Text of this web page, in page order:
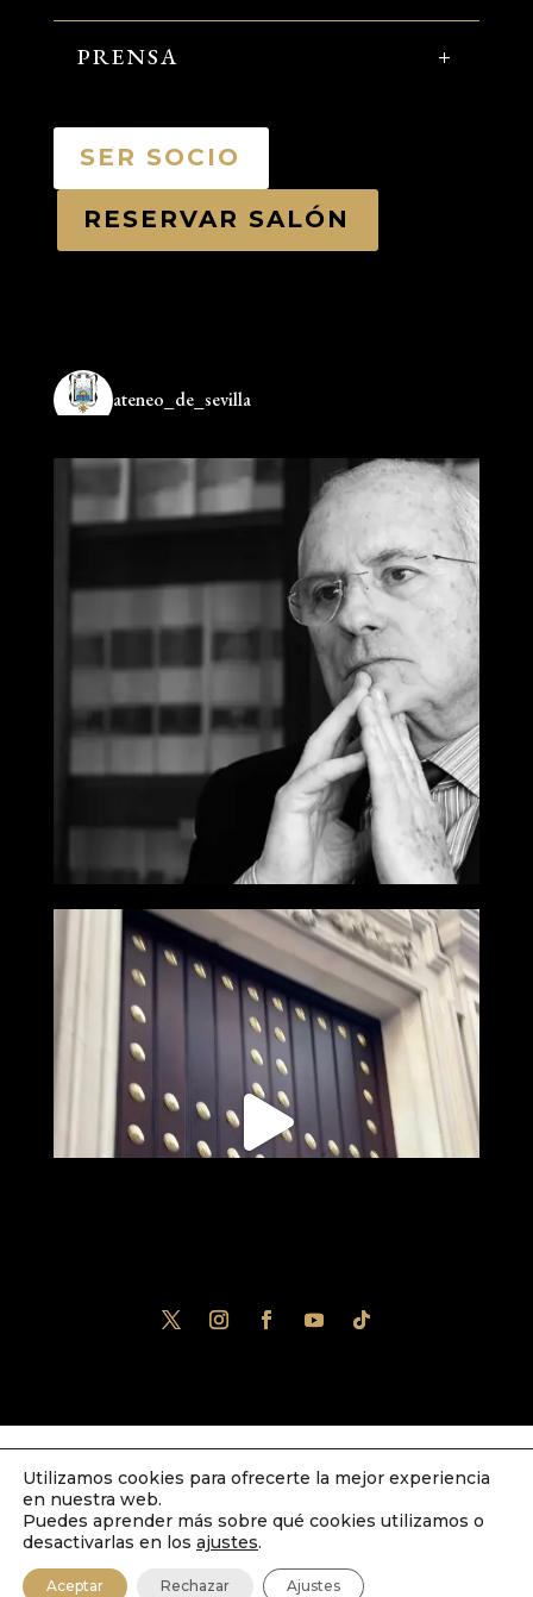
PRENSA
SER SOCIO
RESERVAR SALÓN
ateneo_de_sevilla
Diseñado poriNova Cloud. Una empresa
deGrupo Inova 2023© Todos los derechos
Política de Privacidad
Utilizamos cookies para ofrecerte la mejor experiencia
en nuestra web.
Puedes aprender más sobre qué cookies utilizamos o
desactivarlas en los ajustes.
Aceptar Rechazar Ajustes